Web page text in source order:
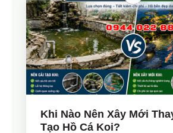
Khi Nào Nên Xây Mới
Tạo Hồ Cá Koi?